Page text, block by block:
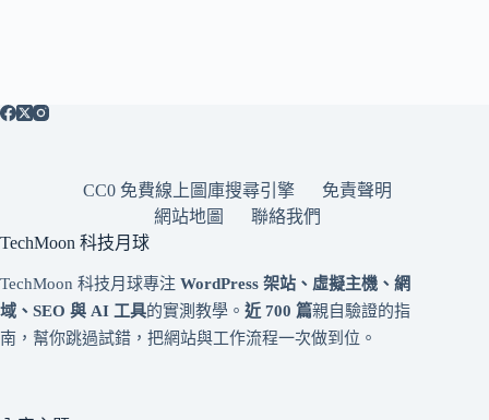
CC0 免費線上圖庫搜尋引擎
免責聲明
網站地圖
聯絡我們
TechMoon 科技月球
TechMoon 科技月球專注 WordPress 架站、虛擬主機、網
域、SEO 與 AI 工具的實測教學。 近 700 篇親自驗證的指
南，幫你跳過試錯，把網站與工作流程一次做到位。